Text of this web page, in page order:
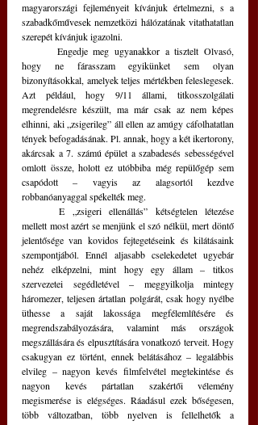
magyarországi fejleményeit kívánjuk értelmezni, s a
szabadkőművesek nemzetközi hálózatának vitathatatlan
szerepét kívánjuk igazolni.
hogy ne fárasszam egyikünket sem olyan
bizonyításokkal, amelyek teljes mértékben feleslegesek.
Azt például, hogy 9/11 állami, titkosszolgálati
megrendelésre készült, ma már csak az nem képes
elhinni, aki „zsigerileg” áll ellen az amúgy cáfolhatatlan
tények befogadásának. Pl. annak, hogy a két ikertorony,
akárcsak a 7. számú épület a szabadesés sebességével
omlott össze, holott ez utóbbiba még repülőgép sem
csapódott – vagyis az alagsortól kezdve
robbanóanyaggal spékelték meg.
	E „zsigeri ellenállás” kétségtelen létezése
mellett most azért se menjünk el szó nélkül, mert döntő
jelentősége van kovidos fejtegetéseink és kilátásaink
szempontjából. Ennél aljasabb cselekedetet ugyebár
nehéz elképzelni, mint hogy egy állam – titkos
szervezetei segédletével – meggyilkolja mintegy
háromezer, teljesen ártatlan polgárát, csak hogy nyélbe
üthesse a saját lakossága megfélemlítésére és
megrendszabályozására, valamint más országok
megszállására és elpusztítására vonatkozó terveit. Hogy
csakugyan ez történt, ennek belátásához – legalábbis
elvileg – nagyon kevés filmfelvétel megtekintése és
nagyon kevés pártatlan szakértői vélemény
megismerése is elégséges. Ráadásul ezek bőségesen,
több változatban, több nyelven is fellelhetők a